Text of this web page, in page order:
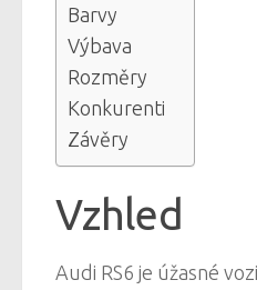
Barvy
Výbava
Rozměry
Konkurenti
Závěry
Vzhled
Audi RS6 je úžasné